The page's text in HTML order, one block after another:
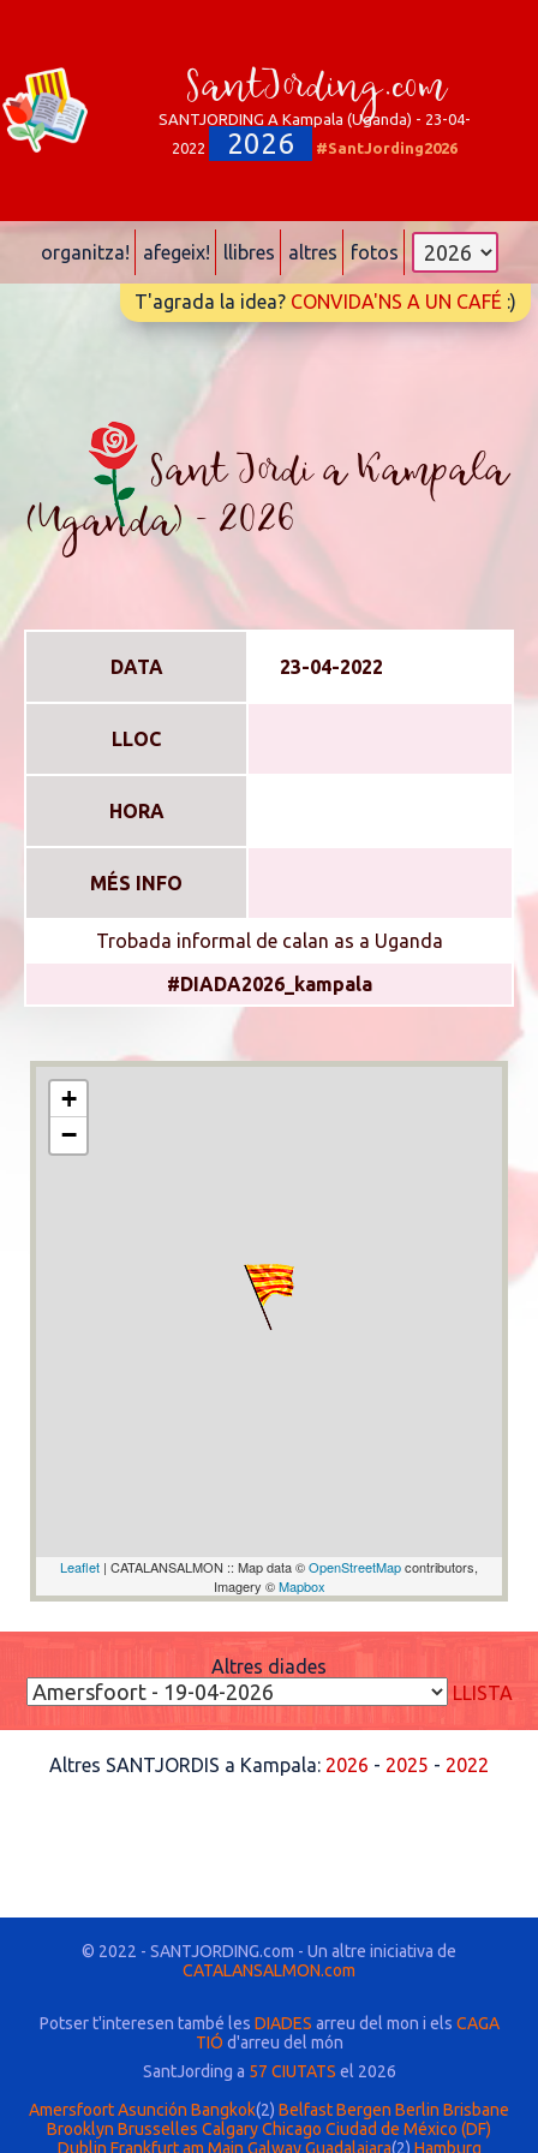
SantJording.com
SANTJORDING A Kampala (Uganda) - 23-04-
2022
2026 #SantJording2026
organitza! afegeix! llibres altres fotos
T'agrada la idea? CONVIDA'NS A UN CAFÉ :)
Sant Jordi a Kampala
(Uganda) - 2026
DATA 23-04-2022
LLOC
HORA
MÉS INFO
Trobada informal de calan as a Uganda
#DIADA2026_kampala
+
−
Leaflet | CATALANSALMON :: Map data ©OpenStreetMapcontributors,
Imagery ©Mapbox
Altres diades
LLISTA
Altres SANTJORDIS a Kampala: 2026 - 2025 - 2022
© 2022 - SANTJORDING.com - Un altre iniciativa de
CATALANSALMON.com
Potser t'interesen també les DIADES arreu del mon i els CAGA
TIÓ d'arreu del món
SantJording a 57 CIUTATS el 2026
AmersfoortAsunción Bangkok(2) BelfastBergen Berlin Brisbane
Brooklyn Brusselles CalgaryChicago Ciudad de México (DF)
Dublin Frankfurt am Main Galway Guadalajara(2) Hamburg